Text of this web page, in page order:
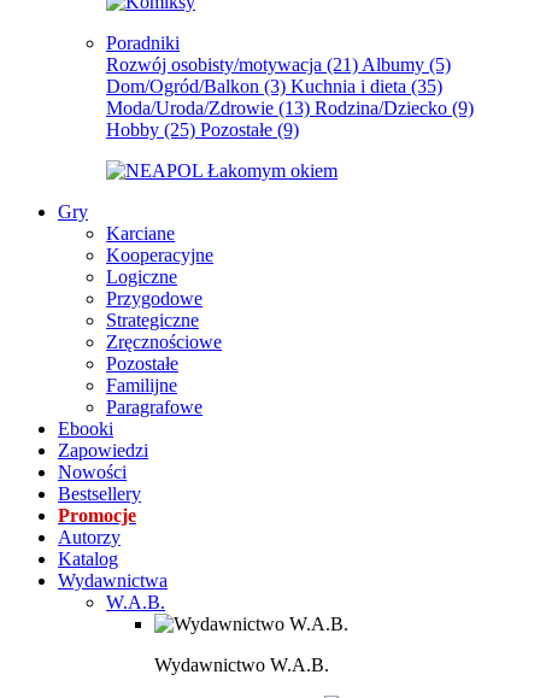
Poradniki
Rozwój osobisty/motywacja (21) Albumy (5)
Dom/Ogród/Balkon (3) Kuchnia i dieta (35)
Moda/Uroda/Zdrowie (13) Rodzina/Dziecko (9)
Hobby (25) Pozostałe (9)
Gry
Karciane
Kooperacyjne
Logiczne
Przygodowe
Strategiczne
Zręcznościowe
Pozostałe
Familijne
Paragrafowe
Ebooki
Zapowiedzi
Nowości
Bestsellery
Promocje
Autorzy
Katalog
Wydawnictwa
W.A.B.
Wydawnictwo W.A.B.